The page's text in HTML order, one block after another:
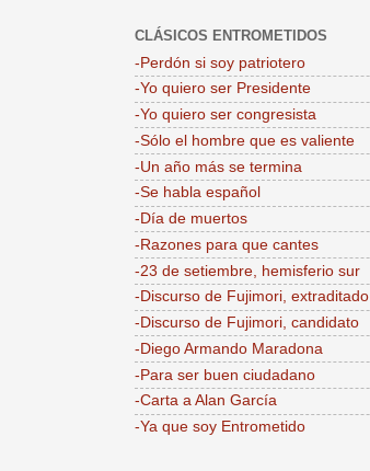
CLÁSICOS ENTROMETIDOS
-Perdón si soy patriotero
-Yo quiero ser Presidente
-Yo quiero ser congresista
-Sólo el hombre que es valiente
-Un año más se termina
-Se habla español
-Día de muertos
-Razones para que cantes
-23 de setiembre, hemisferio sur
-Discurso de Fujimori, extraditado
-Discurso de Fujimori, candidato
-Diego Armando Maradona
-Para ser buen ciudadano
-Carta a Alan García
-Ya que soy Entrometido